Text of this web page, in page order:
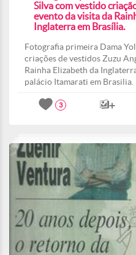
Silva com vestido
evento da visita da
Inglaterra em Brasília.
Fotografia primeira Dama
criações de vestidos Zuzu
Rainha Elizabeth da
palácio Itamarati em Brasilia.
3